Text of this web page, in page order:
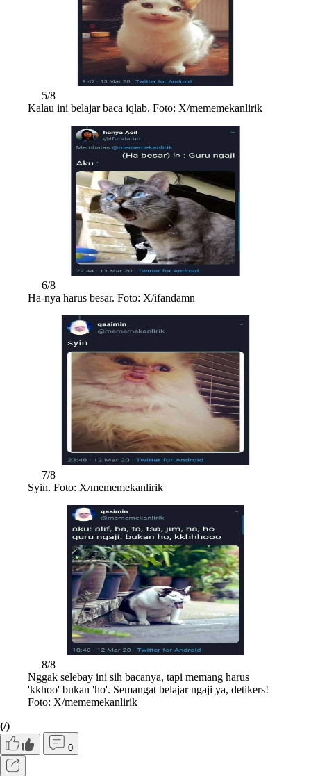
5/8
Kalau ini belajar baca iqlab. Foto: X/mememekanlirik
6/8
Ha-nya harus besar. Foto: X/ifandamn
7/8
Syin. Foto: X/mememekanlirik
8/8
Nggak selebay ini sih bacanya, tapi memang harus
'kkhoo' bukan 'ho'. Semangat belajar ngaji ya, detikers!
Foto: X/mememekanlirik
(/)
0